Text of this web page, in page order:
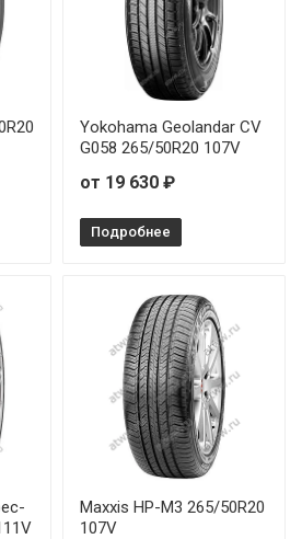
50R22 115V
285/60R18 120V
305/35R24 112W
305/45R22 118V
335/25R22 105W
Yokohama Geolandar CV
G058 265/50R20 107V
от 19 630 ₽
Подробнее
Maxxis HP-M3 265/50R20
107V